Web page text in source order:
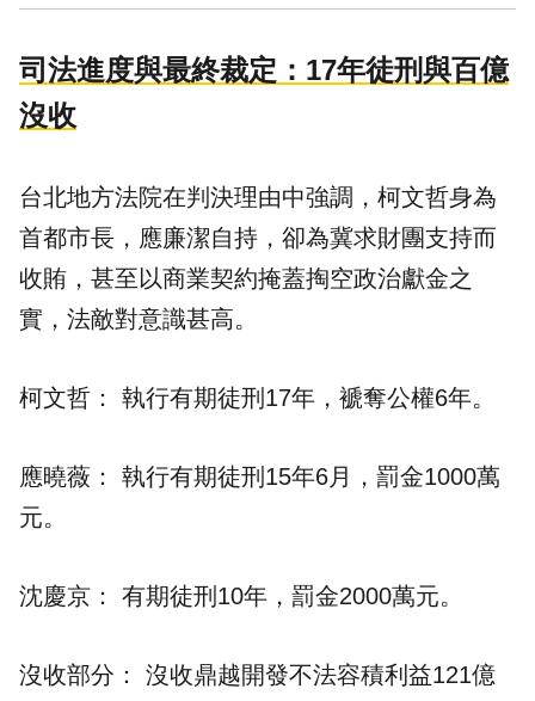
司法進度與最終裁定：17年徒刑與百億
沒收
台北地方法院在判決理由中強調，柯文哲身為
首都市長，應廉潔自持，卻為冀求財團支持而
收賄，甚至以商業契約掩蓋掏空政治獻金之
實，法敵對意識甚高。
柯文哲： 執行有期徒刑17年，褫奪公權6年。
應曉薇： 執行有期徒刑15年6月，罰金1000萬
元。
沈慶京： 有期徒刑10年，罰金2000萬元。
沒收部分： 沒收鼎越開發不法容積利益121億